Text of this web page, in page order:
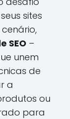
sites
SEO –
unem
de
a
ou
para